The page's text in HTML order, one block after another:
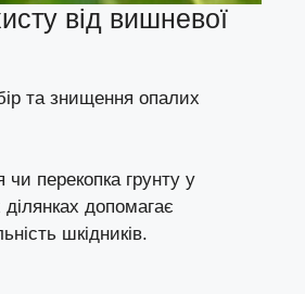
від вишневої
та знищення опалих
перекопка грунту у
допомагає
шкідників.